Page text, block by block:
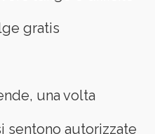
gratis
una volta
sentono autorizzate